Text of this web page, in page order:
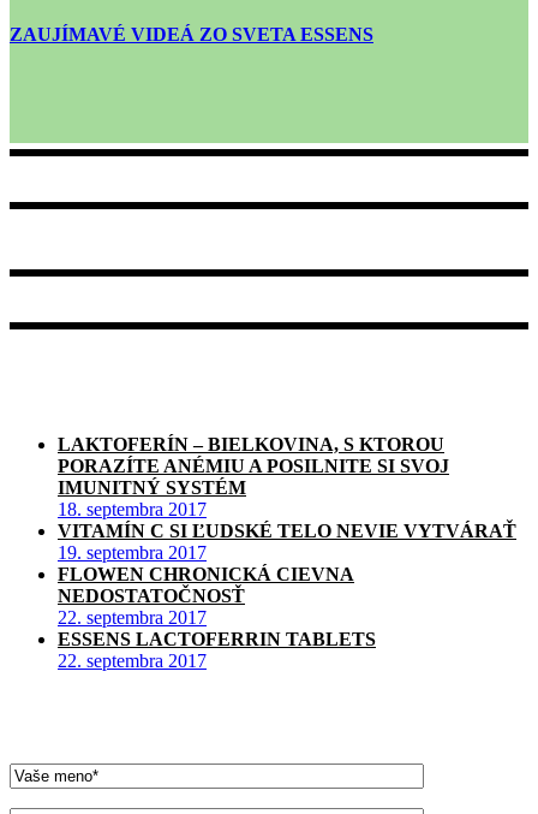
ZAUJÍMAVÉ VIDEÁ ZO SVETA ESSENS
LAKTOFERÍN – BIELKOVINA, S KTOROU
PORAZÍTE ANÉMIU A POSILNITE SI SVOJ
IMUNITNÝ SYSTÉM
18. septembra 2017
VITAMÍN C SI ĽUDSKÉ TELO NEVIE VYTVÁRAŤ
19. septembra 2017
FLOWEN CHRONICKÁ CIEVNA
NEDOSTATOČNOSŤ
22. septembra 2017
ESSENS LACTOFERRIN TABLETS
22. septembra 2017